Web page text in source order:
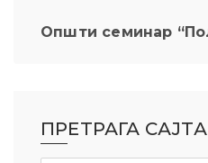
ПРЕТРАГА САЈТА